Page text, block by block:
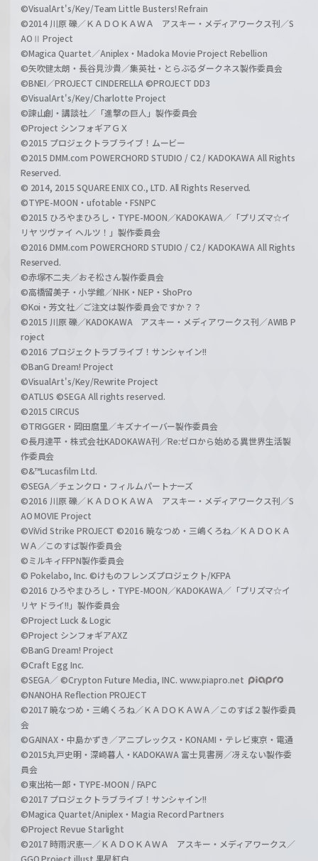
©VisualArt's/Key/Team Little Busters! Refrain
©2014 川原 礫／ＫＡＤＯＫＡＷＡ アスキー・メディアワークス刊／S
AOⅡ Project
©Magica Quartet／Aniplex・Madoka Movie Project Rebellion
©矢吹健太朗・長谷見沙貴／集英社・とらぶるダークネス製作委員会
©BNEI／PROJECT CINDERELLA ©PROJECT DD3
©VisualArt's/Key/Charlotte Project
©諫山創・講談社／「進撃の巨人」製作委員会
©Project シンフォギアＧＸ
©2015 プロジェクトラブライブ！ムービー
©2015 DMM.com POWERCHORD STUDIO / C2 / KADOKAWA All Rights
Reserved.
© 2014, 2015 SQUARE ENIX CO., LTD. All Rights Reserved.
©TYPE-MOON・ufotable・FSNPC
©2015 ひろやまひろし・TYPE-MOON／KADOKAWA／「プリズマ☆イ
リヤ ツヴァイ ヘルツ！」製作委員会
©2016 DMM.com POWERCHORD STUDIO / C2 / KADOKAWA All Rights
Reserved.
©赤塚不二夫／おそ松さん製作委員会
©高橋留美子・小学館／NHK・NEP・ShoPro
©Koi・芳文社／ご注文は製作委員会ですか？？
©2015 川原 礫／KADOKAWA アスキー・メディアワークス刊／AWIB P
roject
©2016 プロジェクトラブライブ！サンシャイン!!
©BanG Dream! Project
©VisualArt's/Key/Rewrite Project
©ATLUS ©SEGA All rights reserved.
©2015 CIRCUS
©TRIGGER・岡田麿里／キズナイーバー製作委員会
©長月達平・株式会社KADOKAWA刊／Re:ゼロから始める異世界生活製
作委員会
©&™Lucasfilm Ltd.
©SEGA／チェンクロ・フィルムパートナーズ
©2016 川原 礫／ＫＡＤＯＫＡＷＡ アスキー・メディアワークス刊／S
AO MOVIE Project
©ViVid Strike PROJECT ©2016 暁なつめ・三嶋くろね／ＫＡＤＯＫＡ
ＷＡ／このすば製作委員会
©ミルキィFFPN製作委員会
© Pokelabo, Inc. ©けものフレンズプロジェクト/KFPA
©2016 ひろやまひろし・TYPE-MOON／KADOKAWA／「プリズマ☆イ
リヤ ドライ!!」製作委員会
©Project Luck & Logic
©Project シンフォギアAXZ
©BanG Dream! Project
©Craft Egg Inc.
©SEGA／ ©Crypton Future Media, INC. www.piapro.net
©NANOHA Reflection PROJECT
©2017 暁なつめ・三嶋くろね／ＫＡＤＯＫＡＷＡ／このすば２製作委員
会
©GAINAX・中島かずき／アニプレックス・KONAMI・テレビ東京・電通
©2015丸戸史明・深崎暮人・KADOKAWA 富士見書房／冴えない製作委
員会
©東出祐一郎・TYPE-MOON / FAPC
©2017 プロジェクトラブライブ！サンシャイン!!
©Magica Quartet/Aniplex・Magia Record Partners
©Project Revue Starlight
©2017 時雨沢恵一／ＫＡＤＯＫＡＷＡ アスキー・メディアワークス／
GGO Project illust.黒星紅白